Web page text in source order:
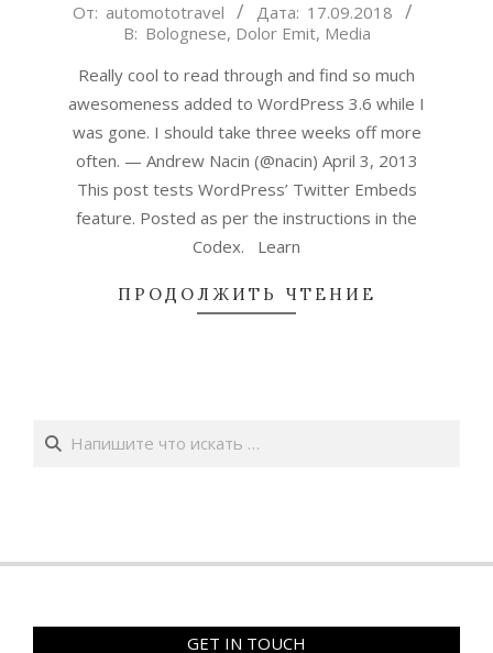
2018-
17
От: automototravel Дата: 17.09.2018
В: Bolognese, Dolor Emit, Media
Really cool to read through and find so much
awesomeness added to WordPress 3.6 while I
was gone. I should take three weeks off more
often. — Andrew Nacin (@nacin) April 3, 2013
This post tests WordPress’ Twitter Embeds
feature. Posted as per the instructions in the
Codex. Learn
ПРОДОЛЖИТЬ ЧТЕНИЕ
Поиск
GET IN TOUCH